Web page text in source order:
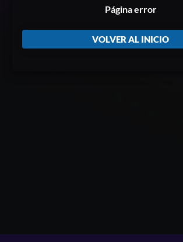
Página error
VOLVER AL INICIO